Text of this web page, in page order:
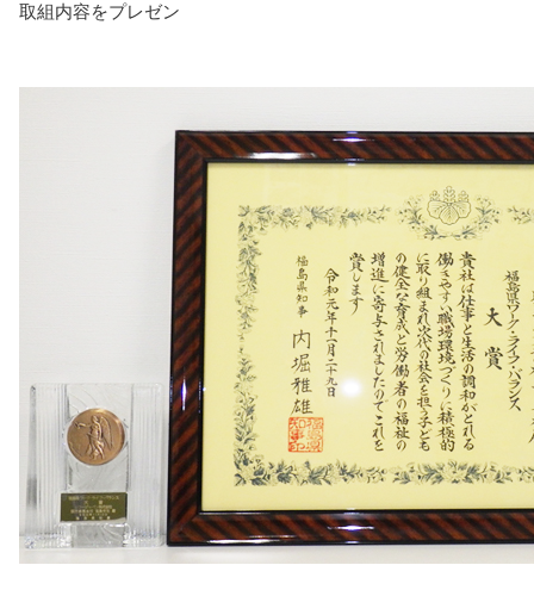
取組内容をプレゼン